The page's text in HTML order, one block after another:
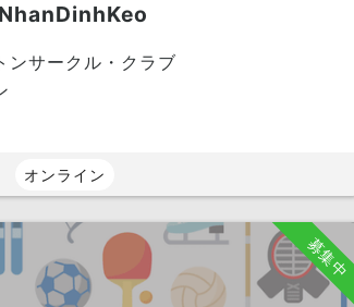
NhanDinhKeo
ンサークル・クラブ
オンライン
募集中